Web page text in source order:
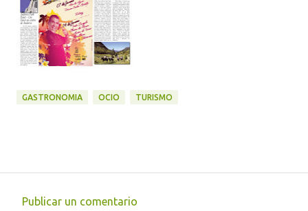
GASTRONOMIA OCIO TURISMO
Publicar un comentario